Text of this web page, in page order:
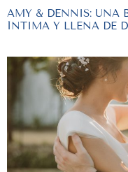
AMY & DENNIS: UNA
ÍNTIMA Y LLENA DE